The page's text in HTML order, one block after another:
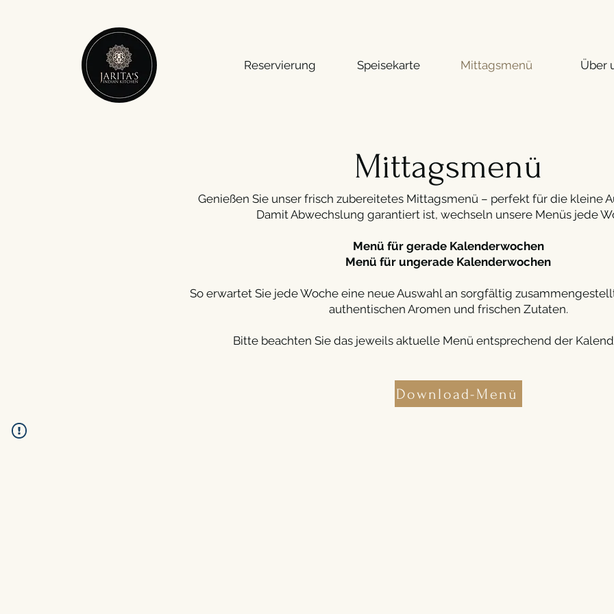
Reservierung Speisekarte Mittagsmenü Über
Mittagsmenü
Genießen Sie unser frisch zubereitetes Mittagsmenü – perfekt für die kleine
Damit Abwechslung garantiert ist, wechseln unsere Menüs jede
Menü für gerade Kalenderwochen
Menü für ungerade Kalenderwochen
So erwartet Sie jede Woche eine neue Auswahl an sorgfältig
authentischen Aromen und frischen Zutaten.
Bitte beachten Sie das jeweils aktuelle Menü entsprechend der
Download-Menü